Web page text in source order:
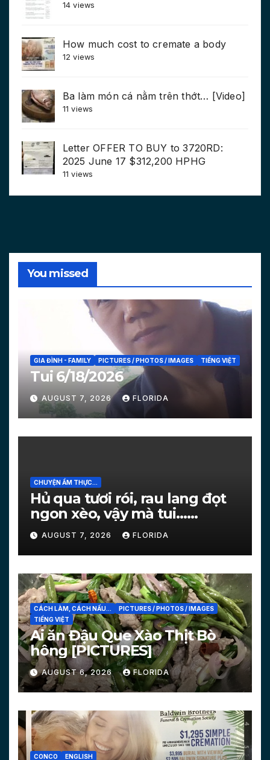
14 views
How much cost to cremate a body
12 views
Ba làm món cá nằm trên thớt… [Video]
11 views
Letter OFFER TO BUY to 3720RD:
2025 June 17 $312,200 HPHG
11 views
You missed
GIA ĐÌNH - FAMILY PICTURES / PHOTOS / IMAGES TIẾNG VIỆT
Tui 6/18/2026
AUGUST 7, 2026 FLORIDA
CHUYỆN ẨM THỰC...
Hủ qua tươi rói, rau lang đọt
ngon xèo, vậy mà tui…
[PICTURES]
AUGUST 7, 2026 FLORIDA
CÁCH LÀM, CÁCH NẤU...
PICTURES / PHOTOS / IMAGES
TIẾNG VIỆT
Ai ăn Đậu Que Xào Thịt Bò
hông [PICTURES]
AUGUST 6, 2026 FLORIDA
CONCO ENGLISH